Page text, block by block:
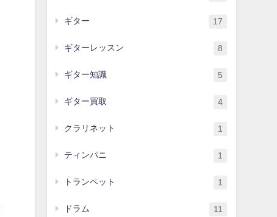
ギター 17
ギターレッスン 8
ギター知識 5
ギター買取 4
クラリネット 1
ティンパニ 1
トランペット 1
ドラム 11